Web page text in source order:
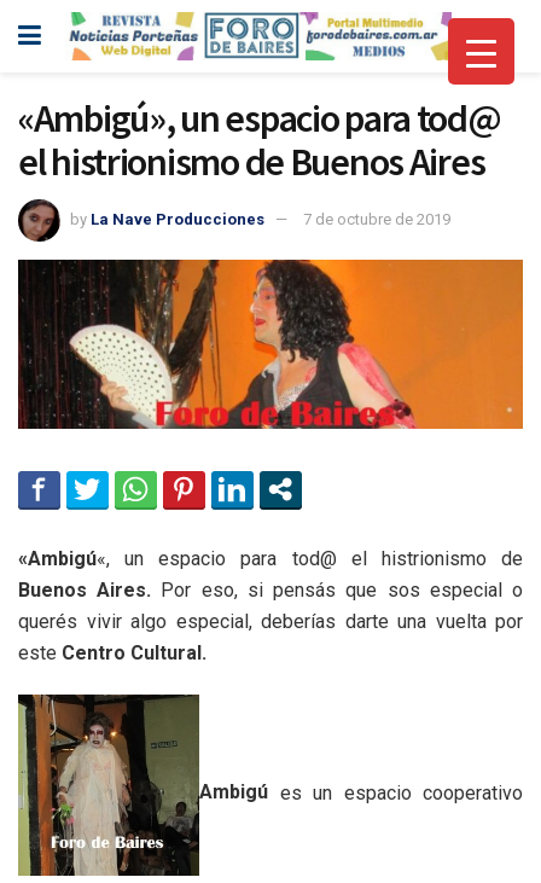
«Ambigú», un espacio para tod@
el histrionismo de Buenos Aires
by La Nave Producciones 7 de octubre de 2019
«Ambigú«, un espacio para tod@ el histrionismo de
Buenos Aires. Por eso, si pensás que sos especial o
querés vivir algo especial, deberías darte una vuelta por
este Centro Cultural.
Ambigú es un espacio cooperativo